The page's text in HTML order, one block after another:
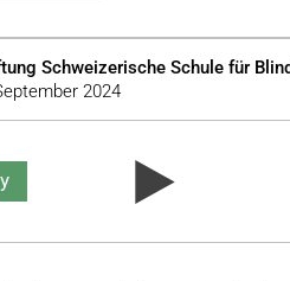
Schweizerische Schule für
2024